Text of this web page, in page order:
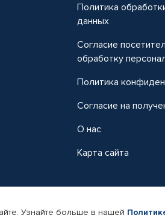
Политика
данных
Согласие
обработку
Политика
Согласие на
О нас
Карта сайта
товаров Автопрофи.
Узнайте больше в нашей